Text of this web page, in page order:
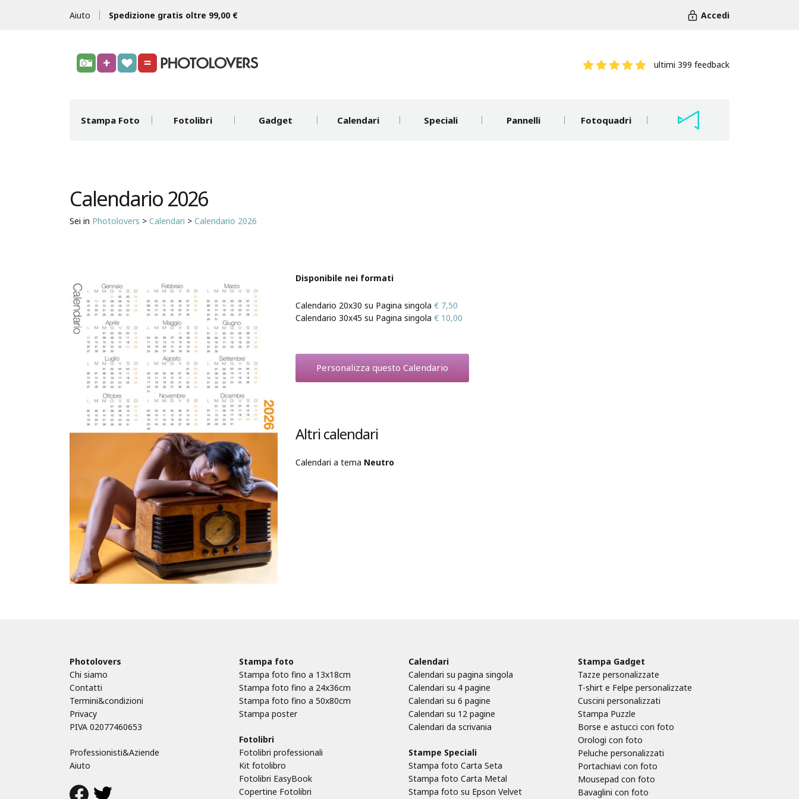
Aiuto Spedizione gratis oltre 99,00 € Accedi
ultimi 399 feedback
Stampa Foto Fotolibri Gadget Calendari Speciali Pannelli Fotoquadri
Calendario 2026
Sei in Photolovers > Calendari > Calendario 2026
Disponibile nei formati
Calendario 20x30 su Pagina singola € 7,50
Calendario 30x45 su Pagina singola € 10,00
Personalizza questo Calendario
Altri calendari
Calendari a tema Neutro
Photolovers
Chi siamo
Contatti
Termini&condizioni
Privacy
PIVA 02077460653
Professionisti&Aziende
Aiuto
Stampa foto
Stampa foto fino a 13x18cm
Stampa foto fino a 24x36cm
Stampa foto fino a 50x80cm
Stampa poster
Fotolibri
Fotolibri professionali
Kit fotolibro
Fotolibri EasyBook
Copertine Fotolibri
Calendari
Calendari su pagina singola
Calendari su 4 pagine
Calendari su 6 pagine
Calendari su 12 pagine
Calendari da scrivania
Stampe Speciali
Stampa foto Carta Seta
Stampa foto Carta Metal
Stampa foto su Epson Velvet
Stampa Gadget
Tazze personalizzate
T-shirt e Felpe personalizzate
Cuscini personalizzati
Stampa Puzzle
Borse e astucci con foto
Orologi con foto
Peluche personalizzati
Portachiavi con foto
Mousepad con foto
Bavaglini con foto